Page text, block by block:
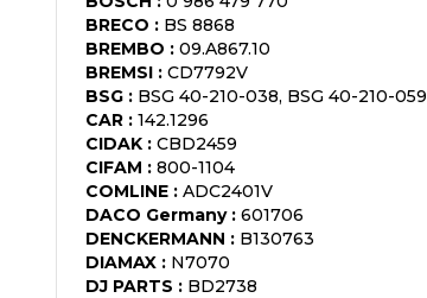
BRECO : BS 8868
BREMBO : 09.A867.10
BREMSI : CD7792V
BSG : BSG 40-210-038, BSG 40-210-059
CAR : 142.1296
CIDAK : CBD2459
CIFAM : 800-1104
COMLINE : ADC2401V
DACO Germany: 601706
DENCKERMANN : B130763
DIAMAX : N7070
DJ PARTS : BD2738